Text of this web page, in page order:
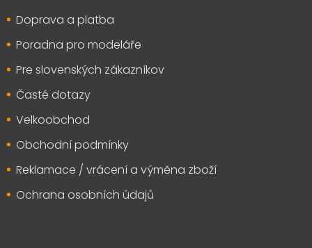
Doprava a platba
Poradna pro modeláře
Pre slovenských zákazníkov
Časté dotazy
Velkoobchod
Obchodní podmínky
Reklamace / vrácení a výměna zboží
Ochrana osobních údajů